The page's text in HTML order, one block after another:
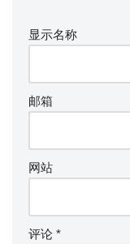
显示名称
邮箱
网站
评论 *